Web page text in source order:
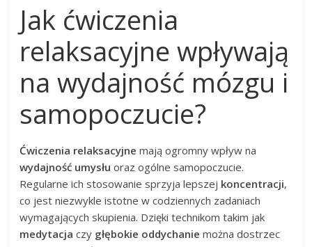
Jak ćwiczenia
relaksacyjne wpływają
na wydajność mózgu i
samopoczucie?
Ćwiczenia relaksacyjne mają ogromny wpływ na
wydajność umysłu oraz ogólne samopoczucie.
Regularne ich stosowanie sprzyja lepszej koncentracji,
co jest niezwykle istotne w codziennych zadaniach
wymagających skupienia. Dzięki technikom takim jak
medytacja czy głębokie oddychanie można dostrzec